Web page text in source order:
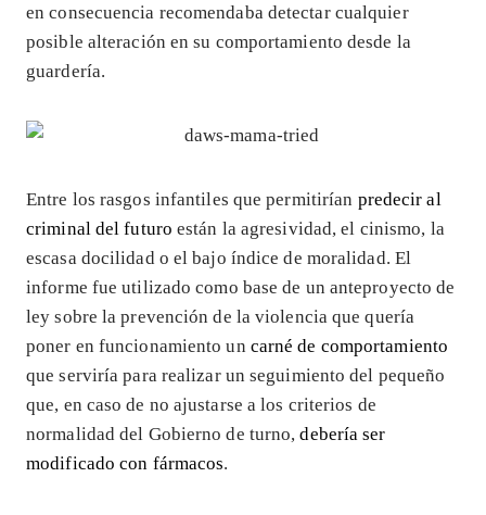
en consecuencia recomendaba detectar cualquier
posible alteración en su comportamiento desde la
guardería.
Entre los rasgos infantiles que permitirían predecir al
criminal del futuroestán la agresividad, el cinismo, la
escasa docilidad o el bajo índice de moralidad. El
informe fue utilizado como base de un anteproyecto de
ley sobre la prevención de la violencia que quería
poner en funcionamiento un carné de comportamiento
que serviría para realizar un seguimiento del pequeño
que, en caso de no ajustarse a los criterios de
normalidad del Gobierno de turno,debería ser
modificado con fármacos.